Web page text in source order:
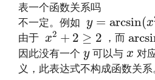
表一个函数关系吗
不一定。例如 y = arcsin(x
y= arcsin x
由于 x2 + 2 ≥ 2
x2 +2≥2 ，而
因此没有一个 y
y可以与x
x 对
义，此表达式不构成函数关系